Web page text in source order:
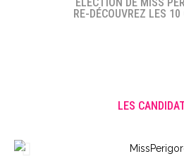
RE-DÉCOUVREZ LES
LES